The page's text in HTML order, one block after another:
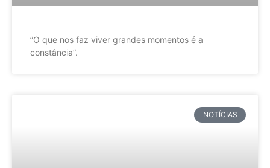
”O que nos faz viver grandes momentos é a
constância”.
NOTÍCIAS